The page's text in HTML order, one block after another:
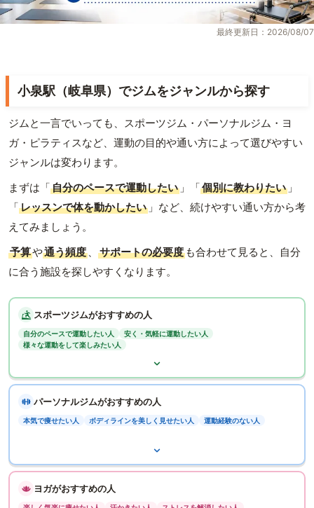
最終更新日：2026/08/07
小泉駅（岐阜県）でジムをジャンルから探す
ジムと一言でいっても、スポーツジム・パーソナルジム・ヨ
ガ・ピラティスなど、運動の目的や通い方によって選びやすい
ジャンルは変わります。
まずは「自分のペースで運動したい 」「個別に教わりたい 」
「レッスンで体を動かしたい 」など、続けやすい通い方から考
えてみましょう。
予算や通う頻度 、 サポートの必要度 も合わせて見ると、自分
に合う施設を探しやすくなります。
スポーツジムがおすすめの人
自分のペースで運動したい人
安く・気軽に運動したい人
様々な運動をして楽しみたい人
パーソナルジムがおすすめの人
本気で痩せたい人 ボディラインを美しく見せたい人 運動経験のない人
ヨガがおすすめの人